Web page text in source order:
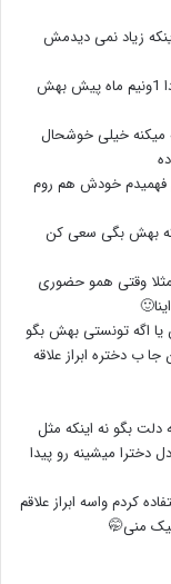
زیاد نمی دیدمش
ولی چت زیاد باهم میکردیم و حدودا 1ونیم ماه پیش بهش
میکنه خیلی خوشحال
فهمیدم خودش هم روم
بهش بگی سعی کن
وقتی همو حضوری
اگه تونستی بهش بگو
ب دختره ابراز علاقه
بگو نه اینکه مثل
دخترا میشینه رو پیدا
کردم واسه ابراز علاقم
منی🤭